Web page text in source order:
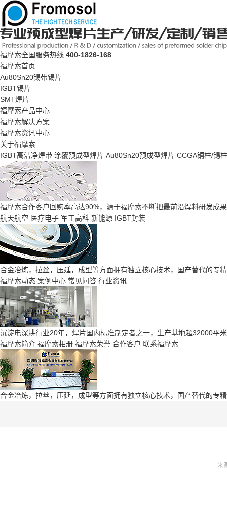
福摩索全国服务热线 400-1826-168
福摩索首页
Au80Sn20锡带锡片
IGBT锡片
SMT焊片
福摩索产品中心
福摩索解决方案
福摩索资讯中心
关于福摩索
IGBT高洁净焊带 涂覆预成型焊片 Au80Sn20预成型焊片 CCGA铜柱/锡柱
福摩索合作客户回购率高达90%，源于福摩索不断把最前沿焊料研发成
航天航空 医疗电子 军工高科 新能源 IGBT封装
合金冶炼，拉丝，压延，成型等方面拥有独立核心技术，国产替代的专
福摩索动态 案例中心 常见问答 行业资讯
沉淀电深耕行业20年，焊片国内标准制定者之一，生产基地超32000平
福摩索简介 福摩索相册 福摩索荣誉 合作客户 联系福摩索
合金冶炼，拉丝，压延，成型等方面拥有独立核心技术，国产替代的专
来